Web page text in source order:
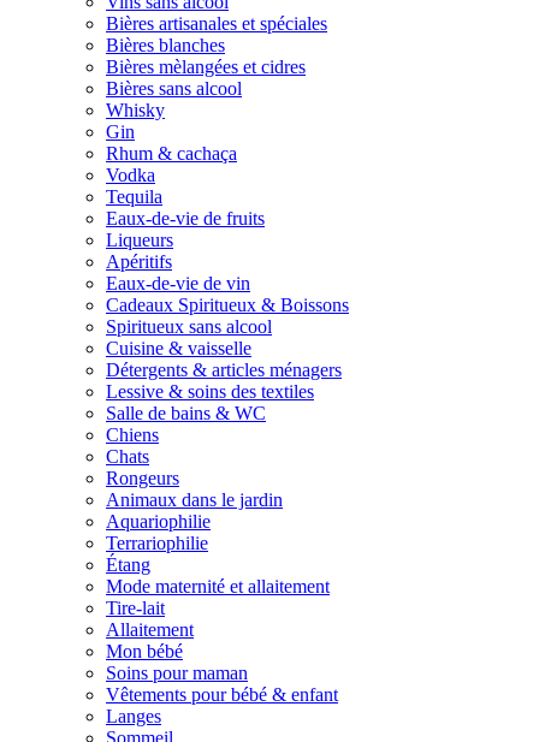
Bières artisanales et spéciales
Bières blanches
Bières mèlangées et cidres
Bières sans alcool
Whisky
Gin
Rhum & cachaça
Vodka
Tequila
Eaux-de-vie de fruits
Liqueurs
Apéritifs
Eaux-de-vie de vin
Cadeaux Spiritueux & Boissons
Spiritueux sans alcool
Cuisine & vaisselle
Détergents & articles ménagers
Lessive & soins des textiles
Salle de bains & WC
Chiens
Chats
Rongeurs
Animaux dans le jardin
Aquariophilie
Terrariophilie
Étang
Mode maternité et allaitement
Tire-lait
Allaitement
Mon bébé
Soins pour maman
Vêtements pour bébé & enfant
Langes
Sommeil